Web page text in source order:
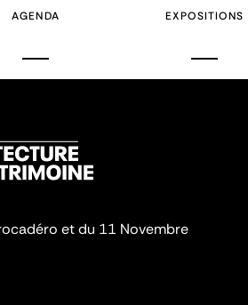
AGENDA EXPOSITIONS
et du 11 Novembre